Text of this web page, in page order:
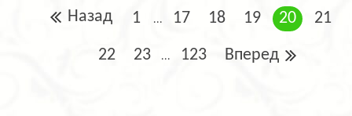
Назад 1 ... 17 18 19 20 21
22 23 ... 123 Вперед